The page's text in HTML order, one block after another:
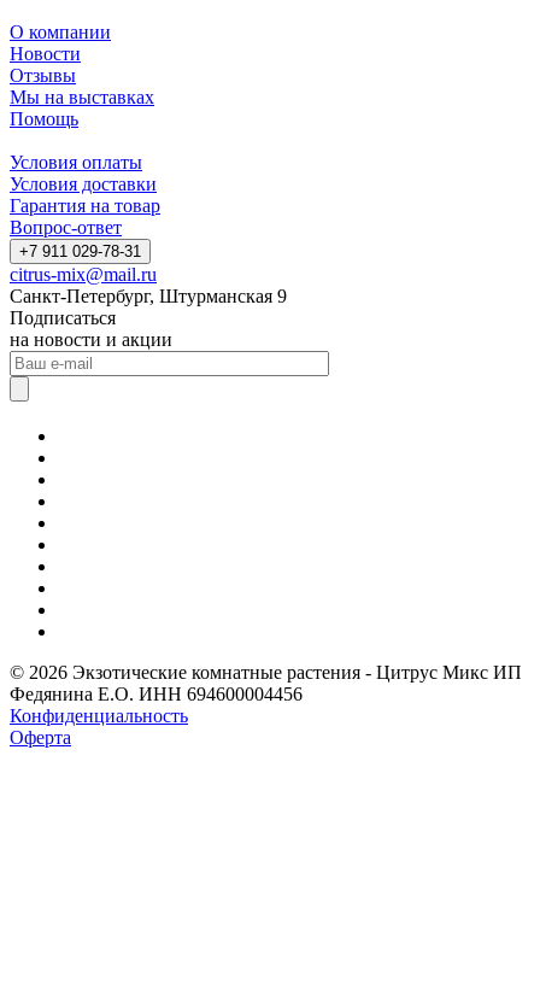
О компании
Новости
Отзывы
Мы на выставках
Помощь
Условия оплаты
Условия доставки
Гарантия на товар
Вопрос-ответ
+7 911 029-78-31
citrus-mix@mail.ru
Санкт-Петербург, Штурманская 9
Подписаться
на новости и акции
© 2026 Экзотические комнатные растения - Цитрус Микс ИП
Федянина Е.О. ИНН 694600004456
Конфиденциальность
Оферта